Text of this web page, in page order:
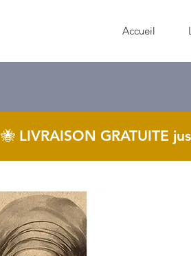
Accueil
🐝 LIVRAISON GRATUITE